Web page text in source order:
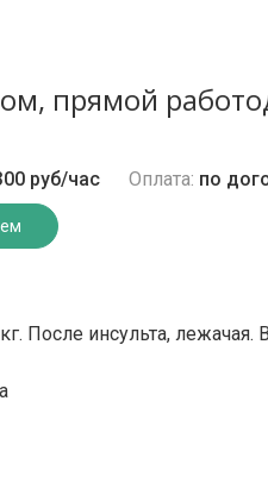
прямой
руб/час Оплата: по
После инсульта, лежачая.